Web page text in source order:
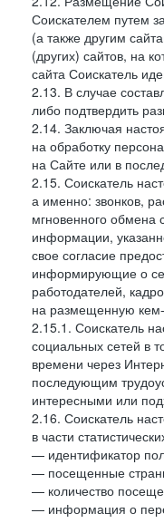
Соискателем путем
(а также другим
(других) сайтов, на
сайта Соискатель
2.13. В случае
либо подтвердить
2.14. Заключая
на обработку
на Сайте или в
2.15. Соискатель
а именно: звонков,
мгновенного обмена
информации,
свое согласие
информирующие о
работодателей,
на размещенную кем-
2.15.1. Соискатель
социальных сетей в
времени через
последующим
интересными или
2.16. Соискатель
в части
— идентификатор
— посещенные
— количество
— информация о